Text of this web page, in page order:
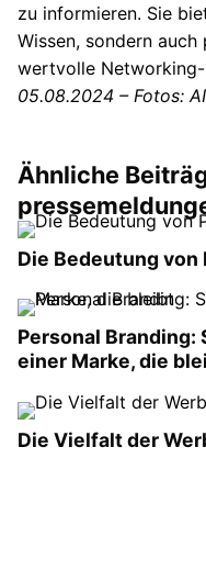
zu informieren. Sie
Wissen, sondern
wertvolle
05.08.2024 – Fotos:
Ähnliche
Die Bedeutung
Personal Branding:
einer Marke, die
Die Vielfalt der